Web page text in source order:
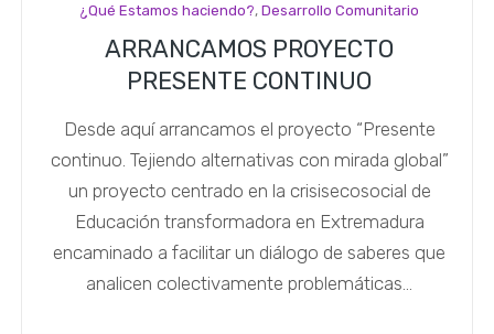
¿Qué Estamos haciendo?, Desarrollo Comunitario
ARRANCAMOS PROYECTO
PRESENTE CONTINUO
Desde aquí arrancamos el proyecto “Presente
continuo. Tejiendo alternativas con mirada global”
un proyecto centrado en la crisisecosocial de
Educación transformadora en Extremadura
encaminado a facilitar un diálogo de saberes que
analicen colectivamente problemáticas...